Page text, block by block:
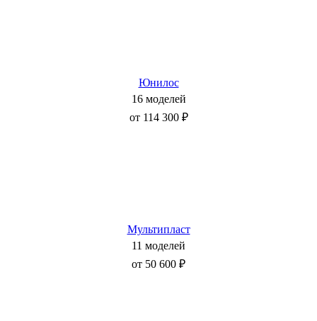
Юнилос
16 моделей
от 114 300 ₽
Мультипласт
11 моделей
от 50 600 ₽